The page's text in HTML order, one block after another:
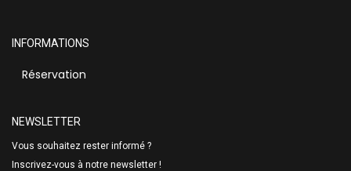
INFORMATIONS
Réservation
NEWSLETTER
Vous souhaitez rester informé ?
Inscrivez-vous à notre newsletter !